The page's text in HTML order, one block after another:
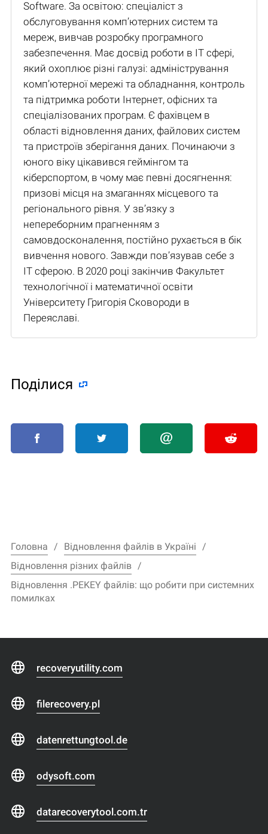
Software. За освітою: спеціаліст з
обслуговування комп’ютерних систем та
мереж, вивчав розробку програмного
забезпечення. Має досвід роботи в IT сфері,
який охоплює різні галузі: адміністрування
комп’ютерної мережі та обладнання, контроль
та підтримка роботи Інтернет, офісних та
спеціалізованих програм. Є фахівцем в
області відновлення даних, файлових систем
та пристроїв зберігання даних. Починаючи з
юного віку цікавився геймінгом та
кіберспортом, в чому має певні досягнення:
призові місця на змаганнях місцевого та
регіонального рівня. У зв’язку з
непереборним прагненням з
самовдосконалення, постійно рухається в бік
вивчення нового. Завжди пов’язував себе з
IT сферою. В 2020 році закінчив Факультет
технологічної і математичної освіти
Університету Григорія Сковороди в
Переяславі.
Поділися
Головна
Відновлення файлів в Україні
Відновлення різних файлів
Відновлення .PEKEY файлів: що робити при системних
помилках
recoveryutility.com
filerecovery.pl
datenrettungtool.de
odysoft.com
datarecoverytool.com.tr